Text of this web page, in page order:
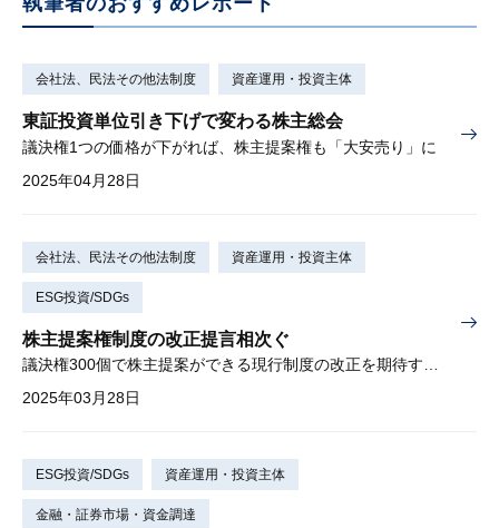
会社法、民法その他法制度 資産運用・投資主体
東証投資単位引き下げで変わる株主総会
議決権1つの価格が下がれば、株主提案権も「大安売り」に
2025年04月28日
会社法、民法その他法制度 資産運用・投資主体
ESG投資/SDGs
株主提案権制度の改正提言相次ぐ
議決権300個で株主提案ができる現行制度の改正を期待する声
2025年03月28日
ESG投資/SDGs 資産運用・投資主体
金融・証券市場・資金調達